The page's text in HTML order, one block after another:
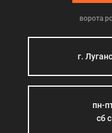
ворота
г.
пн-
сб